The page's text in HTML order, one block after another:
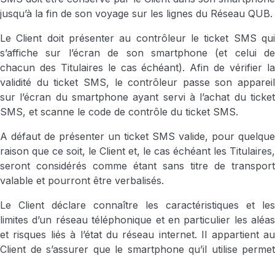
jusqu’à la fin de son voyage sur les lignes du Réseau QUB.
Le Client doit présenter au contrôleur le ticket SMS qui
s’affiche sur l’écran de son smartphone (et celui de
chacun des Titulaires le cas échéant). Afin de vérifier la
validité du ticket SMS, le contrôleur passe son appareil
sur l’écran du smartphone ayant servi à l’achat du ticket
SMS, et scanne le code de contrôle du ticket SMS.
A défaut de présenter un ticket SMS valide, pour quelque
raison que ce soit, le Client et, le cas échéant les Titulaires,
seront considérés comme étant sans titre de transport
valable et pourront être verbalisés.
Le Client déclare connaître les caractéristiques et les
limites d’un réseau téléphonique et en particulier les aléas
et risques liés à l’état du réseau internet. Il appartient au
Client de s’assurer que le smartphone qu’il utilise permet